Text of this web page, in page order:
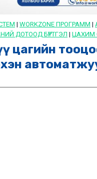
| WORKZONE ПРОГРАММ |
ДОТООД БҮРТГЭЛ | ЦАХИМ
цагийн